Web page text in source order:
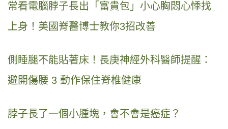
常看電腦脖子長出「富貴包」小心胸悶心悸找
上身！美國脊醫博士教你3招改善
側睡腿不能貼著床！長庚神經外科醫師提醒：
避開傷腰 3 動作保住脊椎健康
脖子長了一個小腫塊，會不會是癌症？